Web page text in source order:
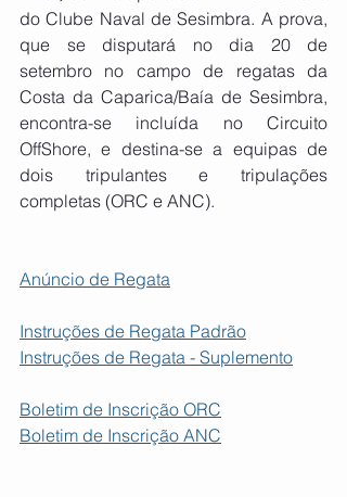
do Clube Naval de Sesimbra. A prova,
que se disputará no dia 20 de
setembro no campo de regatas da
Costa da Caparica/Baía de Sesimbra,
encontra-se incluída no Circuito
OffShore, e destina-se a equipas de
dois tripulantes e tripulações
completas (ORC e ANC).
Anúncio de Regata
Instruções de Regata Padrão
Instruções de Regata - Suplemento
Boletim de Inscrição ORC
Boletim de Inscrição ANC